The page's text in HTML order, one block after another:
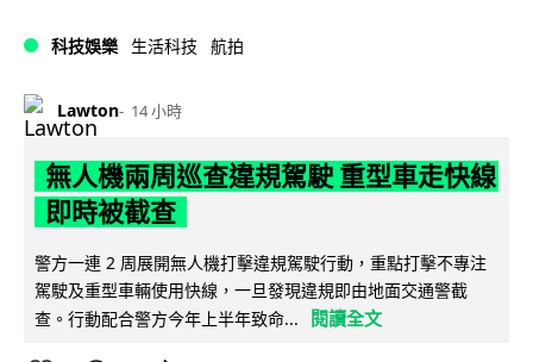
科技娛樂 生活科技 航拍
Lawton 14 小時
無人機兩周巡查違規駕駛 重型車走快線
即時被截查
警方一連 2 周展開無人機打擊違規駕駛行動，重點打擊不專注
駕駛及重型車輛使用快線，一旦發現違規即由地面交通警截
查。行動配合警方今年上半年致命...
閱讀全文